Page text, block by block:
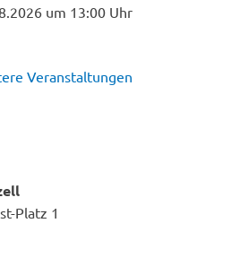
um 13:00 Uhr
Veranstaltungen
Platz 1